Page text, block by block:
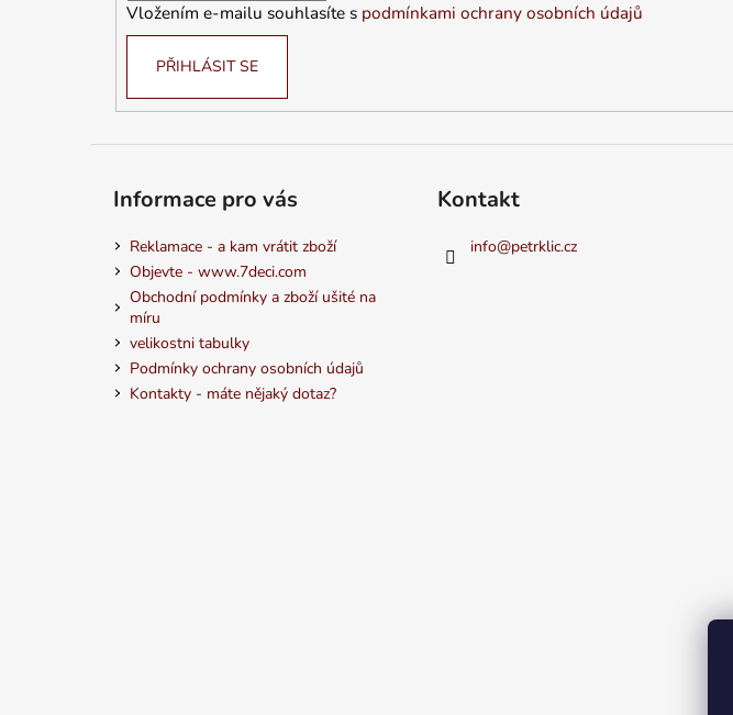
Vložením e-mailu souhlasíte s podmínkami ochrany osobních údajů
PŘIHLÁSIT SE
Informace pro vás
Reklamace - a kam vrátit zboží
Objevte - www.7deci.com
Obchodní podmínky a zboží ušité na
míru
velikostni tabulky
Podmínky ochrany osobních údajů
Kontakty - máte nějaký dotaz?
Kontakt
info@petrklic.cz